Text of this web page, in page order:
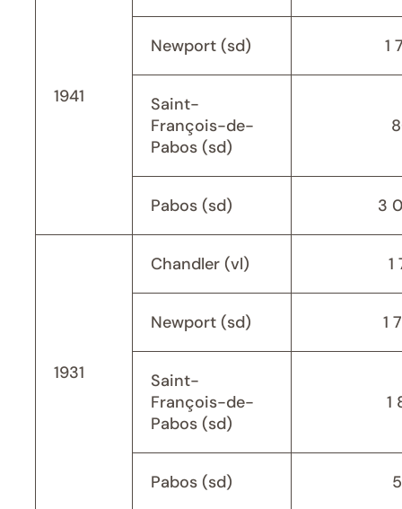
1941
Newport (sd) 1
Saint-
François-de-
Pabos (sd)
Pabos (sd) 3
1931
Chandler (vl) 1
Newport (sd) 1
Saint-
François-de-
Pabos (sd)
1
Pabos (sd)